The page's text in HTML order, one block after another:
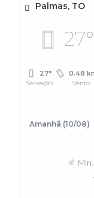
Palmas, TO
27°
27°
Sensação
0.48
Vento
Amanhã (10/08)
Mín.